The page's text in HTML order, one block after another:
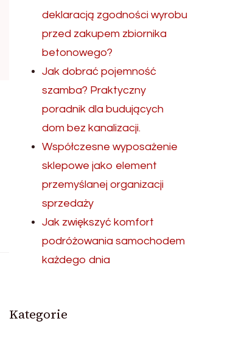
deklaracją zgodności wyrobu
przed zakupem zbiornika
betonowego?
Jak dobrać pojemność
szamba? Praktyczny
poradnik dla budujących
dom bez kanalizacji.
Współczesne wyposażenie
sklepowe jako element
przemyślanej organizacji
sprzedaży
Jak zwiększyć komfort
podróżowania samochodem
każdego dnia
Kategorie